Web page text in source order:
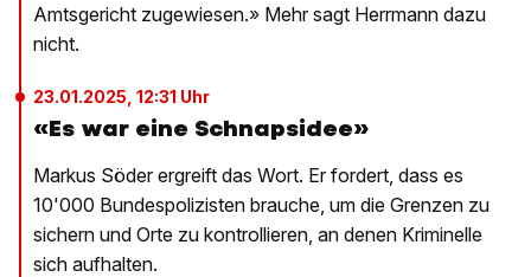
Amtsgericht zugewiesen.» Mehr sagt Herrmann dazu
nicht.
23.01.2025, 12:31 Uhr
«Es war eine Schnapsidee»
Markus Söder ergreift das Wort. Er fordert, dass es
10'000 Bundespolizisten brauche, um die Grenzen zu
sichern und Orte zu kontrollieren, an denen Kriminelle
sich aufhalten.